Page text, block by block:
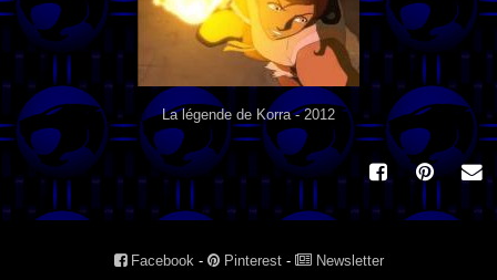
04/07/2026 -
Ajout d'un dessin animé
Ajout du dessin animé Vilain Petit Canard (2000) dans la liste.
04/07/2026 -Ajout d'un dessin animé
Ajout du dessin animé Le Noël du vilain petit canard (2003) dans la liste.
La légende de Korra - 2012
Facebook - Pinterest- Newsletter